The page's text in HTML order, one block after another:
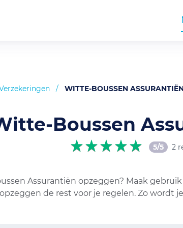
/ WITTE-BOUSSEN
Boussen
5/5 2
Assurantiën opzeggen? Maak
de rest voor je regelen. Zo wordt